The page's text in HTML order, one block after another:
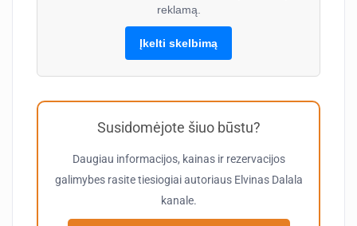
reklamą.
Įkelti skelbimą
Susidomėjote šiuo būstu?
Daugiau informacijos, kainas ir rezervacijos
galimybes rasite tiesiogiai autoriaus Elvinas Dalala
kanale.